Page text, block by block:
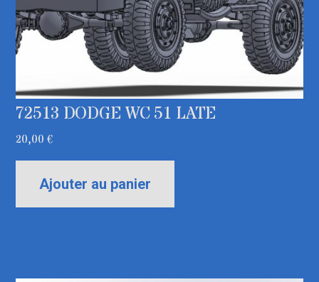
72513 DODGE WC 51 LATE
20,00€
Ajouter au panier